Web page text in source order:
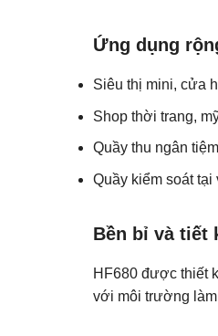
Ứng dụng
Siêu thị mini, cửa
Shop thời trang,
Quầy thu ngân
Quầy kiểm soát tại
Bền bỉ và tiết
HF680 được thiết
với môi trường